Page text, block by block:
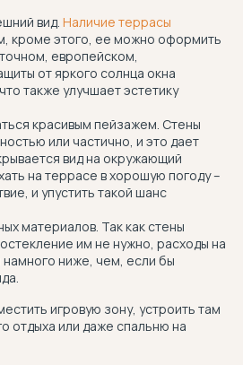
вид. Наличие террасы
кроме этого, ее можно оформить
европейском,
от яркого солнца окна
также улучшает эстетику
красивым пейзажем. Стены
или частично, и это дает
вид на окружающий
на террасе в хорошую погоду –
и упустить такой шанс
материалов. Так как стены
им не нужно, расходы на
ниже, чем, если бы
игровую зону, устроить там
отдыха или даже спальню на